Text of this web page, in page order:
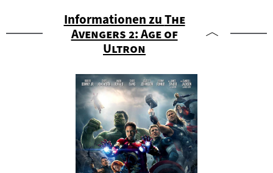
Informationen zu"
The
Avengers 2: Age of
Ultron